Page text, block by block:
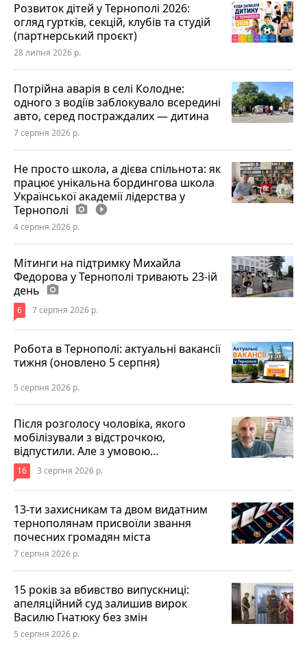
Розвиток дітей у Тернополі 2026:
огляд гуртків, секцій, клубів та студій
(партнерський проєкт)
28 липня 2026 р.
Потрійна аварія в селі Колодне:
одного з водіїв заблокувало всередині
авто, серед постраждалих — дитина
7 серпня 2026 р.
Не просто школа, а дієва спільнота: як
працює унікальна бордингова школа
Української академії лідерства у
Тернополі photo_camera play_circle_filled
4 серпня 2026 р.
Мітинги на підтримку Михайла
Федорова у Тернополі тривають 23-ій
день photo_camera
6 7 серпня 2026 р.
Робота в Тернополі: актуальні вакансії
тижня (оновлено 5 серпня)
5 серпня 2026 р.
Після розголосу чоловіка, якого
мобілізували з відстрочкою,
відпустили. Але з умовою…
16 3 серпня 2026 р.
13-ти захисникам та двом видатним
тернополянам присвоїли звання
почесних громадян міста
7 серпня 2026 р.
15 років за вбивство випускниці:
апеляційний суд залишив вирок
Василю Гнатюку без змін
5 серпня 2026 р.